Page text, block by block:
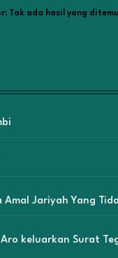
Tak ada hasil yang
Amal Jariyah Yang
Aro keluarkan Surat